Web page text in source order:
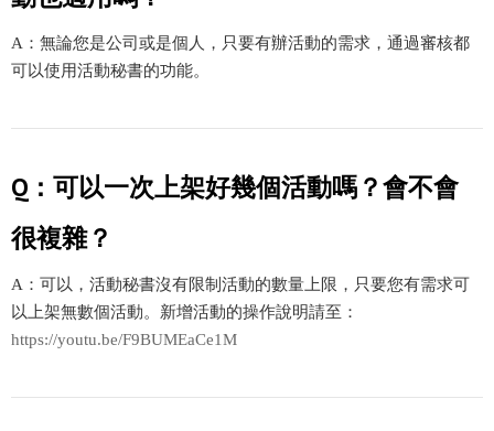
A：無論您是公司或是個人，只要有辦活動的需求，通過審核都
可以使用活動秘書的功能。
Q：可以一次上架好幾個活動嗎？會不會
很複雜？
A：可以，活動秘書沒有限制活動的數量上限，只要您有需求可
以上架無數個活動。新增活動的操作說明請至：
https://youtu.be/F9BUMEaCe1M